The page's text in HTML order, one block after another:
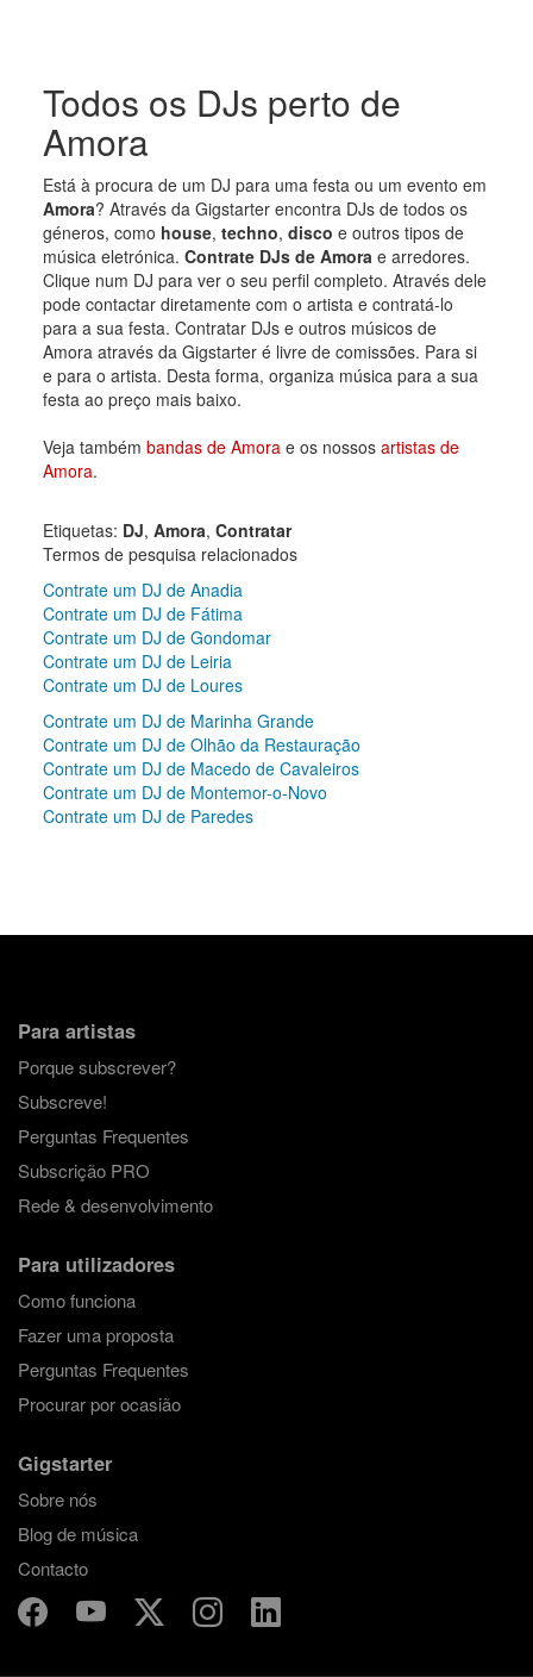
Todos os DJs perto de
Amora
Está à procura de um DJ para uma festa ou um evento em
Amora? Através da Gigstarter encontra DJs de todos os
géneros, como house, techno, disco e outros tipos de
música eletrónica. Contrate DJs de Amora e arredores.
Clique num DJ para ver o seu perfil completo. Através dele
pode contactar diretamente com o artista e contratá-lo
para a sua festa. Contratar DJs e outros músicos de
Amora através da Gigstarter é livre de comissões. Para si
e para o artista. Desta forma, organiza música para a sua
festa ao preço mais baixo.
Veja também bandas de Amora e os nossos artistas de
Amora.
Etiquetas: DJ, Amora, Contratar
Termos de pesquisa relacionados
Contrate um DJ de Anadia
Contrate um DJ de Fátima
Contrate um DJ de Gondomar
Contrate um DJ de Leiria
Contrate um DJ de Loures
Contrate um DJ de Marinha Grande
Contrate um DJ de Olhão da Restauração
Contrate um DJ de Macedo de Cavaleiros
Contrate um DJ de Montemor-o-Novo
Contrate um DJ de Paredes
Para artistas
Porque subscrever?
Subscreve!
Perguntas Frequentes
Subscrição PRO
Rede & desenvolvimento
Para utilizadores
Como funciona
Fazer uma proposta
Perguntas Frequentes
Procurar por ocasião
Gigstarter
Sobre nós
Blog de música
Contacto